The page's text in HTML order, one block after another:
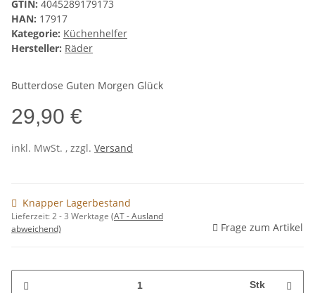
GTIN: 4045289179173
HAN: 17917
Kategorie: Küchenhelfer
Hersteller: Räder
Butterdose Guten Morgen Glück
29,90 €
inkl. MwSt. , zzgl. Versand
Knapper Lagerbestand
Lieferzeit:2 - 3 Werktage (AT - Ausland
abweichend)
Frage zum Artikel
Stk